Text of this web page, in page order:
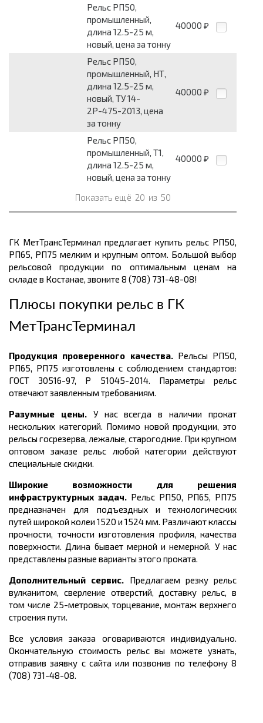
Рельс РП50,
промышленный,
длина 12.5-25 м,
новый, цена за тонну
40000 ₽
Рельс РП50,
промышленный, НТ,
длина 12.5-25 м,
новый, ТУ 14-
2Р-475-2013, цена
за тонну
40000 ₽
Рельс РП50,
промышленный, Т1,
длина 12.5-25 м,
новый, цена за тонну
40000 ₽
Показать ещё 20 из 50
ГК МетТрансТерминал предлагает купить рельс РП50,
РП65, РП75 мелким и крупным оптом. Большой выбор
рельсовой продукции по оптимальным ценам на
складе в Костанае, звоните 8 (708) 731-48-08!
Плюсы покупки рельс в ГК
МетТрансТерминал
Продукция проверенного качества. Рельсы РП50,
РП65, РП75 изготовлены с соблюдением стандартов:
ГОСТ 30516-97, Р 51045-2014. Параметры рельс
отвечают заявленным требованиям.
Разумные цены. У нас всегда в наличии прокат
нескольких категорий. Помимо новой продукции, это
рельсы госрезерва, лежалые, старогодние. При крупном
оптовом заказе рельс любой категории действуют
специальные скидки.
Широкие возможности для решения
инфраструктурных задач. Рельс РП50, РП65, РП75
предназначен для подъездных и технологических
путей широкой колеи 1520 и 1524 мм. Различают классы
прочности, точности изготовления профиля, качества
поверхности. Длина бывает мерной и немерной. У нас
представлены разные варианты этого проката.
Дополнительный сервис. Предлагаем резку рельс
вулканитом, сверление отверстий, доставку рельс, в
том числе 25-метровых, торцевание, монтаж верхнего
строения пути.
Все условия заказа оговариваются индивидуально.
Окончательную стоимость рельс вы можете узнать,
отправив заявку с сайта или позвонив по телефону 8
(708) 731-48-08.